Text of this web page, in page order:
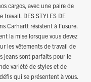
cargos, avec une paire de
travail. DES STYLES DE
Carhartt résistent à l'usure.
la mise lorsque vous devez
les vêtements de travail de
jeans sont parfaits pour le
variété de styles et de
qui se présentent à vous.